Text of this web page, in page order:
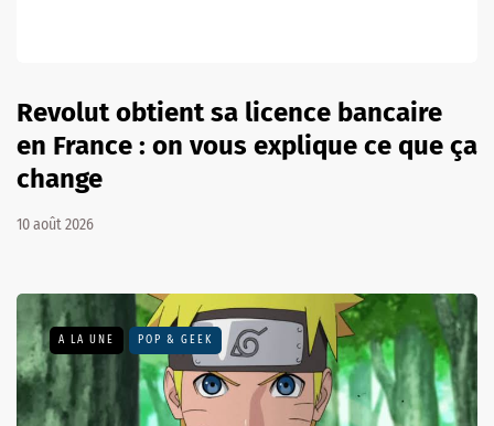
Revolut obtient sa licence bancaire
en France : on vous explique ce que ça
change
10 août 2026
A LA UNE POP & GEEK